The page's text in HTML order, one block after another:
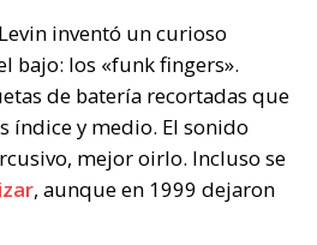
inventó un curioso
bajo: los «funk fingers».
de batería recortadas que
índice y medio. El sonido
mejor oirlo. Incluso se
, aunque en 1999 dejaron